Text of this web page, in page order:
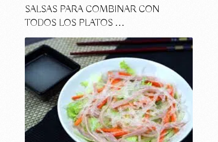
SALSAS PARA COMBINAR CON
TODOS LOS PLATOS …